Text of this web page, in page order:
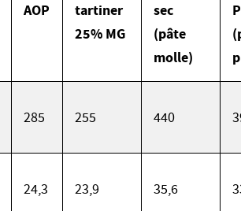
AOP
tartiner
25% MG
sec
(pâte
molle)
285 255 440
24,3 23,9 35,6